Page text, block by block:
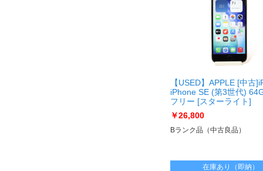
【USED】APPLE [中古
iPhone SE (第3世代)
フリー [スターライト]
[USED]u061646 iPhone
世代) 64GB [スターライ
￥26,800
Bランク品（中古良品）
在庫あり（即納）